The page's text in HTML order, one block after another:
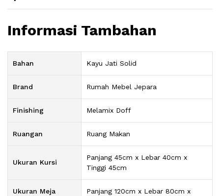
Informasi Tambahan
Bahan Kayu Jati Solid
Brand Rumah Mebel Jepara
Finishing Melamix Doff
Ruangan Ruang Makan
Ukuran Kursi
Panjang 45cm x Lebar 40cm x
Tinggi 45cm
Ukuran Meja
Panjang 120cm x Lebar 80cm x